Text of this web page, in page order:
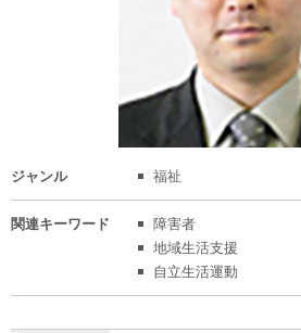
ジャンル 福祉
関連キーワード
障害者
地域生活支援
自立生活運動